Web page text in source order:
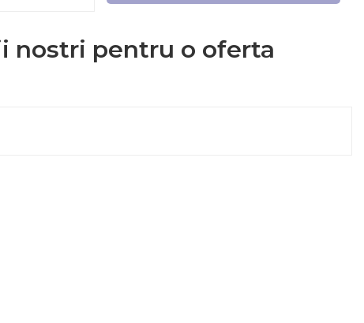
nostri pentru o oferta